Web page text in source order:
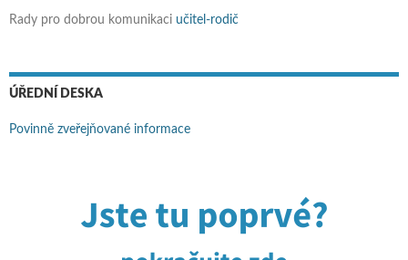
Rady pro dobrou komunikaci učitel-rodič
ÚŘEDNÍ DESKA
Povinně zveřejňované informace